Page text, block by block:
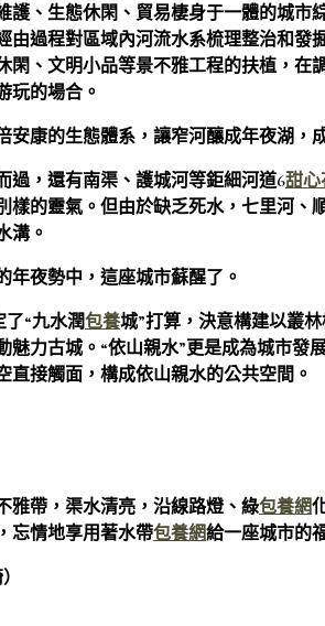
護、生態休閑、貿易棲身于一體的城市
由過程對區域內河流水系梳理整治和發
閑、文明小品等景不雅工程的扶植，在
玩的場合。
康的生態體系，讓窄河釀成年夜湖，
過，還有南渠、護城河等鉅細河道6甜心
樣的靈氣。但由於缺乏死水，七里河、
溝。
年夜勢中，這座城市蘇醒了。
了“九水潤包養城”打算，決意構建以叢
魅力古城。“依山親水”更是成為城市發
直接觸面，構成依山親水的公共空間。
雅帶，渠水清亮，沿線路燈、綠包養網
忘情地享用著水帶包養網給一座城市的